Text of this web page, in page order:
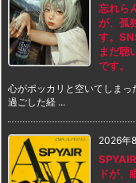
忘れら
が、孤
す。
まだ聴
です。
心がポッカリと空いてしま
過ごした経 ...
2026年
ドが、